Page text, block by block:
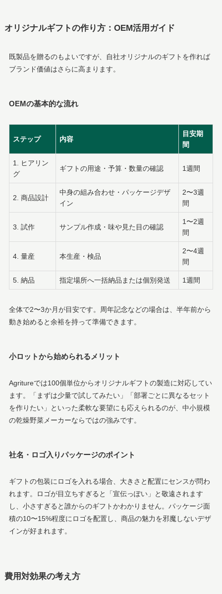
オリジナルギフトの作り方：OEM活用ガイド
既製品を贈るのもよいですが、自社オリジナルのギフトを作れば
ブランド価値はさらに高まります。
OEMの基本的な流れ
ステップ 内容
目安期
間
1. ヒアリン
グ
ギフトの用途・予算・数量の確認 1週間
2. 商品設計
中身の組み合わせ・パッケージデザ
イン
2〜3週
間
3. 試作 サンプル作成・味や見た目の確認
1〜2週
間
4. 量産 本生産・検品
2〜4週
間
5. 納品 指定場所へ一括納品または個別発送 1週間
全体で2〜3か月が目安です。周年記念などの場合は、半年前から
動き始めると余裕を持って準備できます。
小ロットから始められるメリット
Agritureでは100個単位からオリジナルギフトの製造に対応してい
ます。「まずは少量で試してみたい」「部署ごとに異なるセット
を作りたい」といった柔軟な要望にも応えられるのが、中小規模
の乾燥野菜メーカーならではの強みです。
社名・ロゴ入りパッケージのポイント
ギフトの包装にロゴを入れる場合、大きさと配置にセンスが問わ
れます。ロゴが目立ちすぎると「宣伝っぽい」と敬遠されます
し、小さすぎると誰からのギフトかわかりません。パッケージ面
積の10〜15%程度にロゴを配置し、商品の魅力を邪魔しないデザ
インが好まれます。
費用対効果の考え方